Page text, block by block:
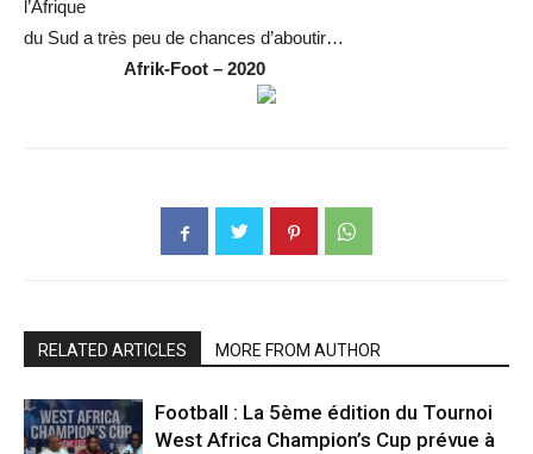
l’Afrique
du Sud a très peu de chances d’aboutir…
Afrik-Foot – 2020
RELATED ARTICLES MORE FROM AUTHOR
Football : La 5ème édition du Tournoi
West Africa Champion’s Cup prévue à